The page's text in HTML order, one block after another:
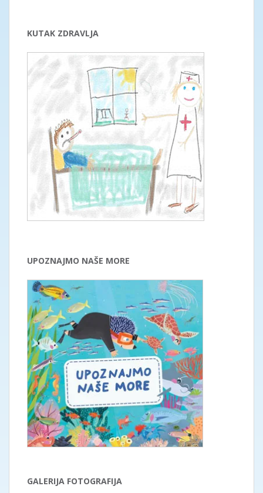
KUTAK ZDRAVLJA
UPOZNAJMO NAŠE MORE
GALERIJA FOTOGRAFIJA